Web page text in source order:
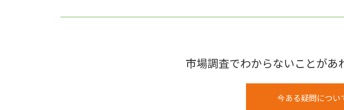
市場調査でわからないことがあ
今ある疑問につい